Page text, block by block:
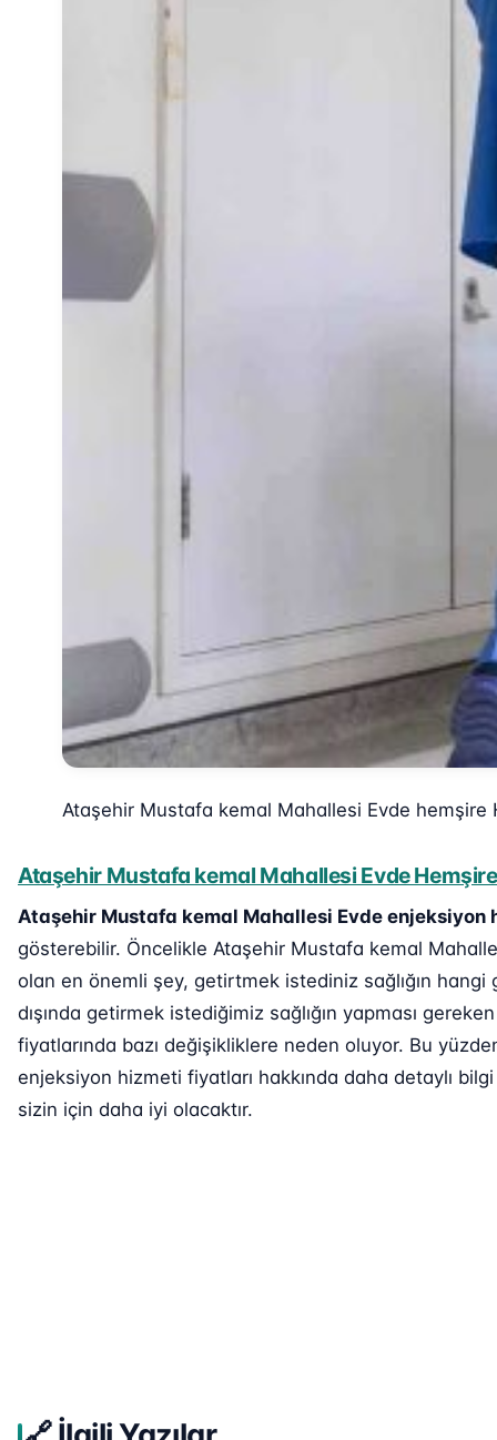
Ataşehir Mustafa kemal Mahallesi Evde hemşire
Ataşehir Mustafa kemal Mahallesi Evde
Ataşehir Mustafa kemal Mahallesi Evde enjeksiyon
gösterebilir. Öncelikle Ataşehir Mustafa kemal
olan en önemli şey, getirtmek istediniz sağlığın
dışında getirmek istediğimiz sağlığın yapması
fiyatlarında bazı değişikliklere neden oluyor. Bu
enjeksiyon hizmeti fiyatları hakkında daha detaylı
sizin için daha iyi olacaktır.